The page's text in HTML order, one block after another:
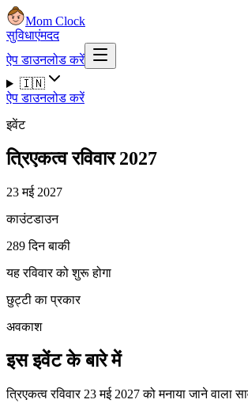
Mom Clock
सुविधाएंमदद
ऐप डाउनलोड करें
🇮🇳
ऐप डाउनलोड करें
इवेंट
त्रिएकत्व रविवार 2027
23 मई 2027
काउंटडाउन
289 दिन बाकी
यह रविवार को शुरू होगा
छुट्टी का प्रकार
अवकाश
इस इवेंट के बारे में
त्रिएकत्व रविवार 23 मई 2027 को मनाया जाने वाला